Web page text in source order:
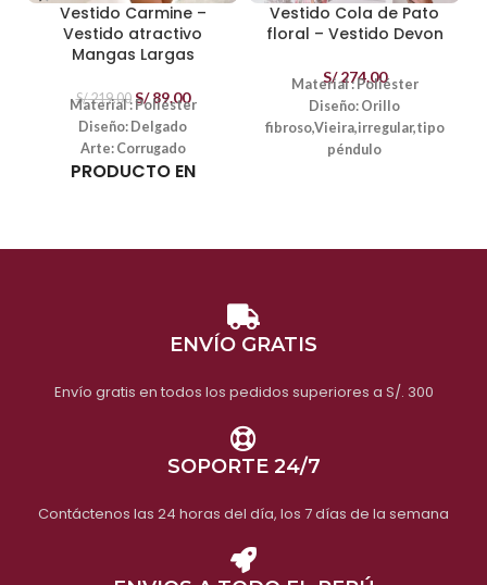
Vestido Carmine –
Vestido atractivo
Mangas Largas
S/219.00 S/89.00
Material : Poliéster
Diseño: Delgado
Arte: Corrugado
PRODUCTO EN
Vestido Cola de Pato
floral – Vestido Devon
S/274.00
Material : Poliéster
Diseño: Orillo
fibroso,Vieira,irregular,tipo
péndulo
ENVÍO GRATIS
Envío gratis en todos los pedidos superiores a S/. 300
SOPORTE 24/7
Contáctenos las 24 horas del día, los 7 días de la semana